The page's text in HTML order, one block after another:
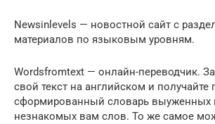
Newsinlevels — новостной сайт с
материалов по языковым уровням.
Wordsfromtext — онлайн-переводчик.
свой текст на английском и получайте
сформированный словарь выуженных
незнакомых вам слов. То же самое